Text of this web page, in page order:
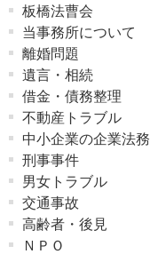
板橋法曹会
当事務所について
離婚問題
遺言・相続
借金・債務整理
不動産トラブル
中小企業の企業法務
刑事事件
男女トラブル
交通事故
高齢者・後見
ＮＰＯ